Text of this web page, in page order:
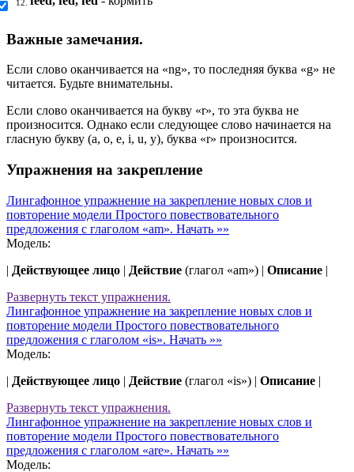
12.
Важные замечания.
Если слово оканчивается на «ng», то последняя буква «g» не
читается. Будьте внимательны.
Если слово оканчивается на букву «r», то эта буква не
произносится. Однако если следующее слово начинается на
гласную букву (a, o, e, i, u, y), буква «r» произносится.
Упражнения на закрепление
Лингафонное упражнение на закрепление новых слов и
повторение модели Простого повествовательного
предложения с глаголом «am». Начать »»
Модель:
| Действующее лицо | Действие (глагол «am») | Описание |
Развернуть текст упражнения.
Лингафонное упражнение на закрепление новых слов и
повторение модели Простого повествовательного
предложения с глаголом «is». Начать »»
Модель:
| Действующее лицо | Действие (глагол «is») | Описание |
Развернуть текст упражнения.
Лингафонное упражнение на закрепление новых слов и
повторение модели Простого повествовательного
предложения с глаголом «are». Начать »»
Модель: